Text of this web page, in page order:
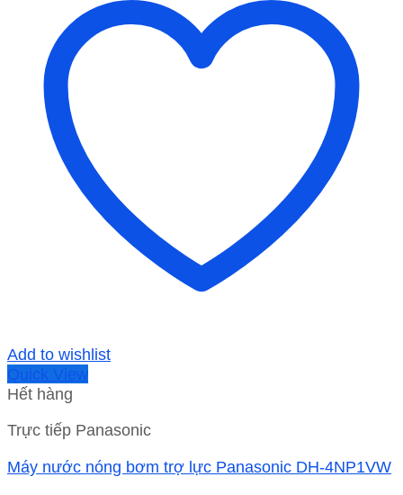
Add to wishlist
Quick View
Hết hàng
Trực tiếp Panasonic
Máy nước nóng bơm trợ lực Panasonic DH-4NP1VW